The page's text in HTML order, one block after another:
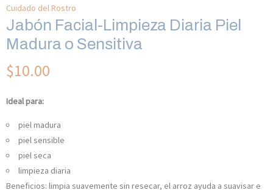
Cuidado del Rostro
Jabón Facial-Limpieza Diaria Piel
Madura o Sensitiva
$10.00
Ideal para:
piel madura
piel sensible
piel seca
limpieza diaria
Beneficios: limpia suavemente sin resecar, el arroz ayuda a suavisar e